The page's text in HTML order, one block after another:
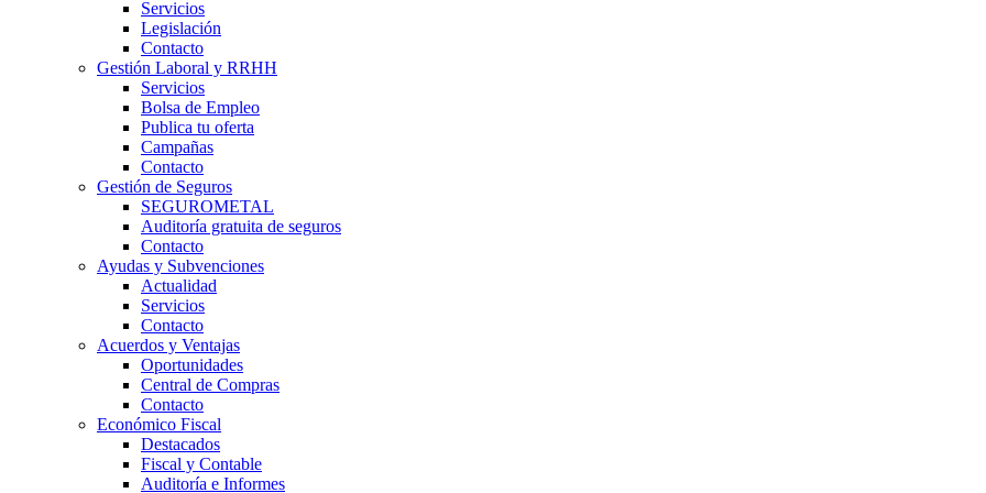
Servicios
Legislación
Contacto
Gestión Laboral y RRHH
Servicios
Bolsa de Empleo
Publica tu oferta
Campañas
Contacto
Gestión de Seguros
SEGUROMETAL
Auditoría gratuita de seguros
Contacto
Ayudas y Subvenciones
Actualidad
Servicios
Contacto
Acuerdos y Ventajas
Oportunidades
Central de Compras
Contacto
Económico Fiscal
Destacados
Fiscal y Contable
Auditoría e Informes